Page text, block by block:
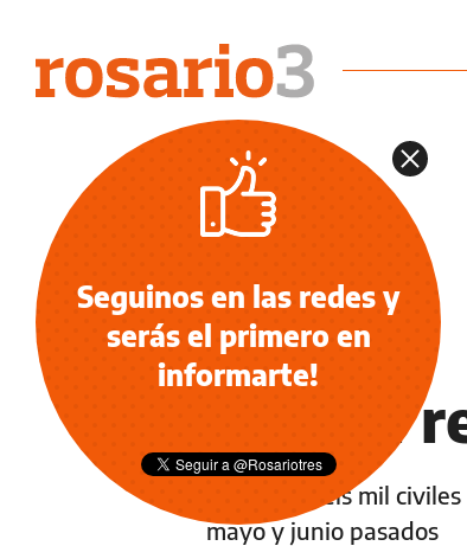
NOTICIAS
Irak, el
Al menos seis mil
mayo y junio pasados
Seguinos en las redes y
serás el primero en
informarte!